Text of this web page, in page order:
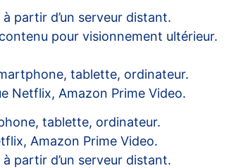
partir d’un serveur distant.
pour visionnement ultérieur.
tablette, ordinateur.
Netflix, Amazon Prime Video.
tablette, ordinateur.
Amazon Prime Video.
partir d’un serveur distant.